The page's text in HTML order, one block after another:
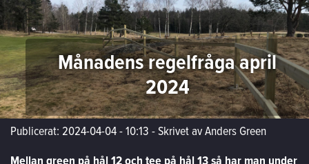
Månadens regelfråga april
2024
Publicerat: 2024-04-04 - 10:13 -Skrivet av Anders Green
Mellan green på hål 12 och tee på hål 13 så har man under